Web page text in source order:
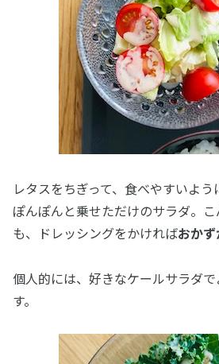
レタスをちぎって、食べやすいよ
ぽんぽんと乗せただけのサラダ。
も、ドレッシングをかければおか
個人的には、好きなケールサラダ
す。